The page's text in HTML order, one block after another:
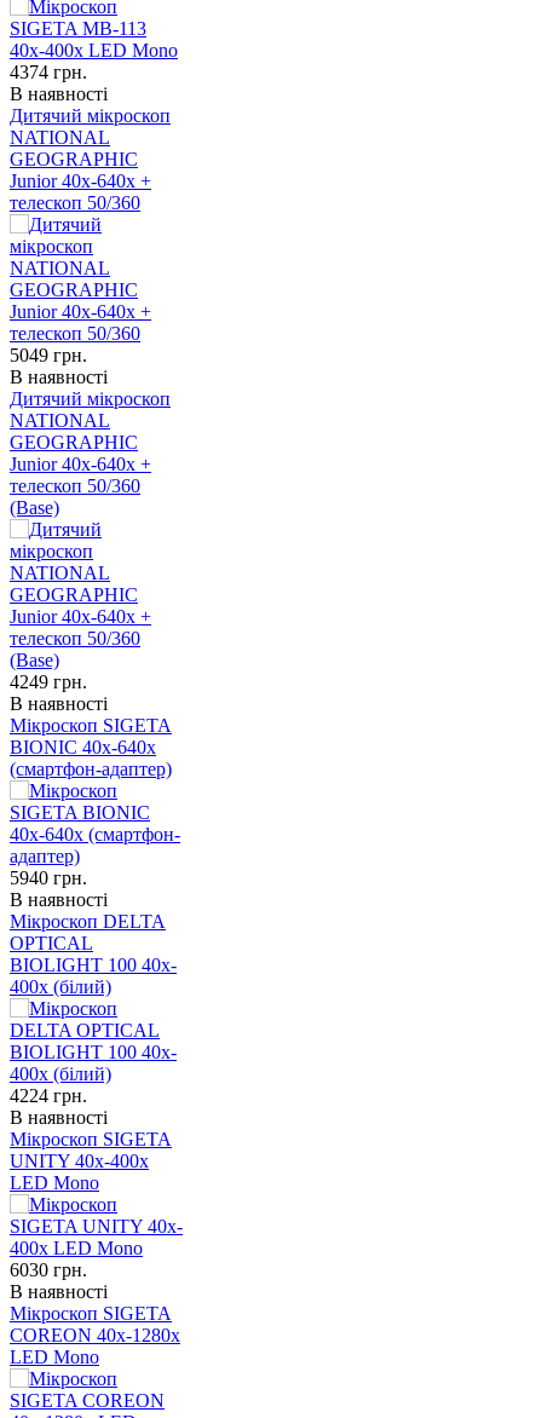
4374 грн.
В наявності
Дитячий мікроскоп
NATIONAL
GEOGRAPHIC
Junior 40x-640x +
телескоп 50/360
5049 грн.
В наявності
Дитячий мікроскоп
NATIONAL
GEOGRAPHIC
Junior 40x-640x +
телескоп 50/360
(Base)
4249 грн.
В наявності
Мікроскоп SIGETA
BIONIC 40x-640x
(смартфон-адаптер)
5940 грн.
В наявності
Мікроскоп DELTA
OPTICAL
BIOLIGHT 100 40x-
400x (білий)
4224 грн.
В наявності
Мікроскоп SIGETA
UNITY 40x-400x
LED Mono
6030 грн.
В наявності
Мікроскоп SIGETA
COREON 40x-1280x
LED Mono